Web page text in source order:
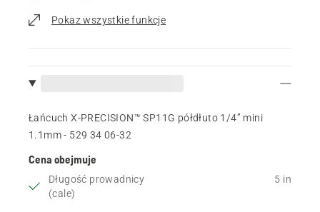
Pokaz wszystkie funkcje
Łańcuch X-PRECISION™ SP11G półdłuto 1/4” mini
1.1mm - 529 34 06‑32
Cena obejmuje
Długość prowadnicy
(cale)
5 in